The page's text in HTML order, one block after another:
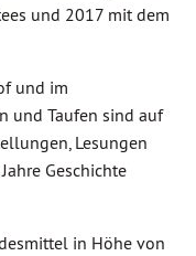
und 2017 mit dem
und im
und Taufen sind auf
Lesungen
Geschichte
in Höhe von